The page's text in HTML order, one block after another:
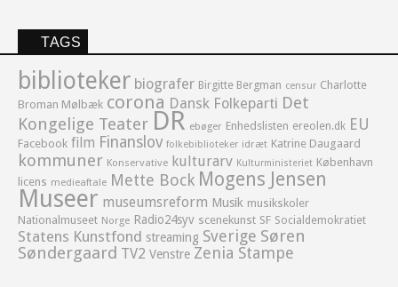
TAGS
biblioteker biografer Birgitte Bergman censur Charlotte
Broman Mølbæk corona Dansk Folkeparti Det
Kongelige Teater DR ebøger Enhedslisten ereolen.dk EU
Facebook film Finanslov folkebiblioteker idræt Katrine Daugaard
kommuner Konservative kulturarv Kulturministeriet København
licens medieaftale Mette Bock Mogens Jensen
Museer museumsreform Musik musikskoler
Nationalmuseet Norge Radio24syv scenekunst SF Socialdemokratiet
Statens Kunstfond streaming Sverige Søren
Søndergaard TV2 Venstre Zenia Stampe